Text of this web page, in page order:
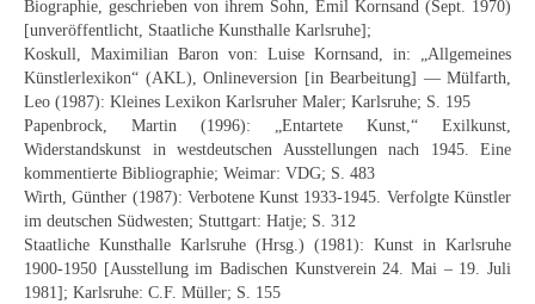
Biographie, geschrieben von ihrem Sohn, Emil Kornsand (Sept. 1970)
[unveröffentlicht, Staatliche Kunsthalle Karlsruhe];
Koskull, Maximilian Baron von: Luise Kornsand, in: „Allgemeines
Künstlerlexikon“ (AKL), Onlineversion [in Bearbeitung] — Mülfarth,
Leo (1987): Kleines Lexikon Karlsruher Maler; Karlsruhe; S. 195
Papenbrock, Martin (1996): „Entartete Kunst,“ Exilkunst,
Widerstandskunst in westdeutschen Ausstellungen nach 1945. Eine
kommentierte Bibliographie; Weimar: VDG; S. 483
Wirth, Günther (1987): Verbotene Kunst 1933-1945. Verfolgte Künstler
im deutschen Südwesten; Stuttgart: Hatje; S. 312
Staatliche Kunsthalle Karlsruhe (Hrsg.) (1981): Kunst in Karlsruhe
1900-1950 [Ausstellung im Badischen Kunstverein 24. Mai – 19. Juli
1981]; Karlsruhe: C.F. Müller; S. 155